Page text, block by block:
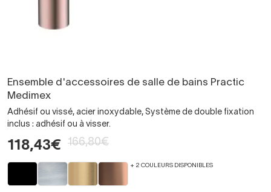
Ensemble d'accessoires de salle de bains Practic
Medimex
Adhésif ou vissé, acier inoxydable, Système de double fixation
inclus : adhésif ou à visser.
118,43€ 166,80€
+ 2 COULEURS DISPONIBLES